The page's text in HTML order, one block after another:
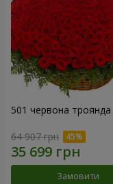
501 червона троянда
64 907 грн
Замовити